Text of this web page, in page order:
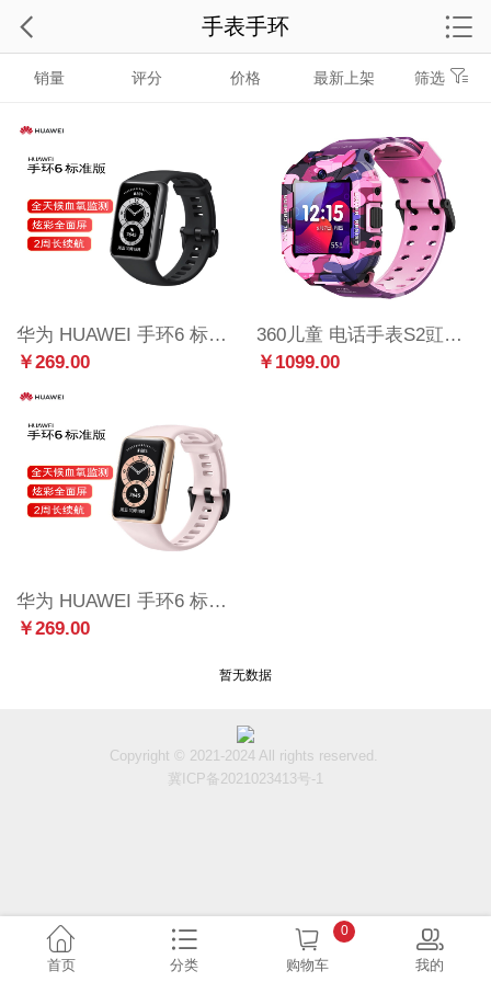
销量 评分 价格 最新上架 筛选
华为 HUAWEI 手环6 标准版 运动手环 智能手环 全天候血氧监测/炫彩全面屏/2周长续航/96种运动 曜石黑
￥269.00
360儿童 电话手表S2豇豆红
￥1099.00
华为 HUAWEI 手环6 标准版 运动手环 智能手环 全天候血氧监测/炫彩全面屏/2周长续航/96种运动 樱语粉
￥269.00
暂无数据
手表手环
Copyright © 2021-2024 All rights reserved.
冀ICP备2021023413号-1
首页 分类 购物车
0
我的